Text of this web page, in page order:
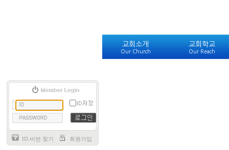
교회소개
Our Church
교회학교
Our Reach
ID.비번 찾기 회원가입